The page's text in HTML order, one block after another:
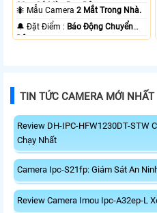
20m Có Màu Ban Ðêm.
🐜 Mẫu Camera2 Mắt Trong Nhà.
️🔔 Đặt Điểm : Báo Động Chuyển
Động.
TIN TỨC CAMERA MỚI NHẤT
Review DH-IPC-HFW1230DT-STW
Chạy Nhất
Camera Ipc-S21fp: Giám Sát An
Review Camera Imou Ipc-A32ep-L